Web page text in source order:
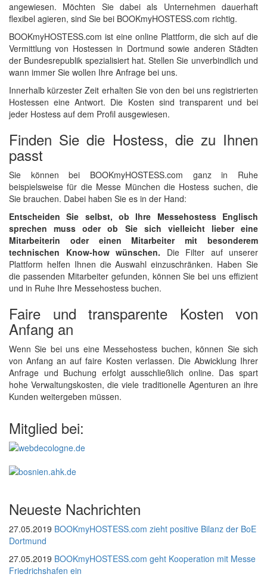
angewiesen. Möchten Sie dabei als Unternehmen dauerhaft
flexibel agieren, sind Sie bei BOOKmyHOSTESS.com richtig.
BOOKmyHOSTESS.com ist eine online Plattform, die sich auf die
Vermittlung von Hostessen in Dortmund sowie anderen Städten
der Bundesrepublik spezialisiert hat. Stellen Sie unverbindlich und
wann immer Sie wollen Ihre Anfrage bei uns.
Innerhalb kürzester Zeit erhalten Sie von den bei uns registrierten
Hostessen eine Antwort. Die Kosten sind transparent und bei
jeder Hostess auf dem Profil ausgewiesen.
Finden Sie die Hostess, die zu Ihnen
passt
Sie können bei BOOKmyHOSTESS.com ganz in Ruhe
beispielsweise für die Messe München die Hostess suchen, die
Sie brauchen. Dabei haben Sie es in der Hand:
Entscheiden Sie selbst, ob Ihre Messehostess Englisch
sprechen muss oder ob Sie sich vielleicht lieber eine
Mitarbeiterin oder einen Mitarbeiter mit besonderem
technischen Know-how wünschen. Die Filter auf unserer
Plattform helfen Ihnen die Auswahl einzuschränken. Haben Sie
die passenden Mitarbeiter gefunden, können Sie bei uns effizient
und in Ruhe Ihre Messehostess buchen.
Faire und transparente Kosten von
Anfang an
Wenn Sie bei uns eine Messehostess buchen, können Sie sich
von Anfang an auf faire Kosten verlassen. Die Abwicklung Ihrer
Anfrage und Buchung erfolgt ausschließlich online. Das spart
hohe Verwaltungskosten, die viele traditionelle Agenturen an ihre
Kunden weitergeben müssen.
Mitglied bei:
Neueste Nachrichten
27.05.2019 BOOKmyHOSTESS.com zieht positive Bilanz der BoE
Dortmund
27.05.2019 BOOKmyHOSTESS.com geht Kooperation mit Messe
Friedrichshafen ein